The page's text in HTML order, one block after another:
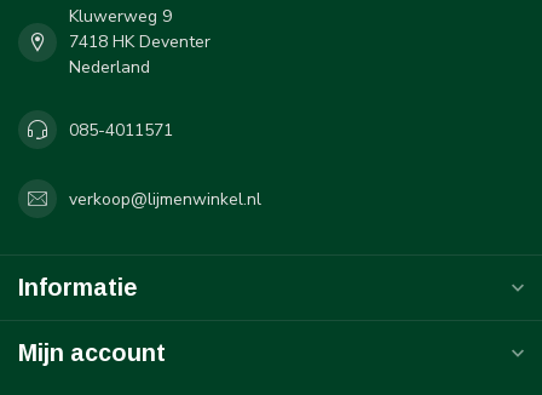
Kluwerweg 9
7418 HK Deventer
Nederland
085-4011571
verkoop@lijmenwinkel.nl
Informatie
Mijn account